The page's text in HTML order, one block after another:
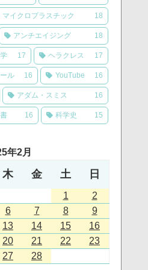
マイクロプラスチック 18
アンチエイジング 18
17 ヘラクレス 17
ル 16 YouTube 16
アダム・スミス 16
16 科学史 15
年2月
木 金 土 日
1
2
6 7 8
9
13 14 15
16
20 21 22
23
27 28